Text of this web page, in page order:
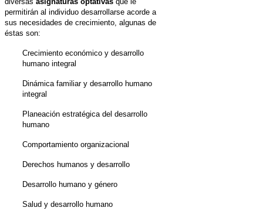
permitirán al individuo desarrollarse acorde a
sus necesidades de crecimiento, algunas de
éstas son:
Crecimiento económico y desarrollo
humano integral
Dinámica familiar y desarrollo humano
integral
Planeación estratégica del desarrollo
humano
Comportamiento organizacional
Derechos humanos y desarrollo
Desarrollo humano y género
Salud y desarrollo humano